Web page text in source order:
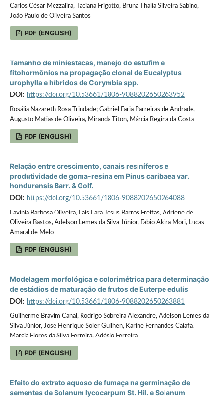
Carlos César Mezzalira, Taciana Frigotto, Bruna Thalia Silveira Sabino,
João Paulo de Oliveira Santos
PDF (ENGLISH)
Tamanho de miniestacas, manejo do estufim e
fitohormônios na propagação clonal de Eucalyptus
urophylla e híbridos de Corymbia spp.
DOI: https://doi.org/10.53661/1806-9088202650263952
Rosália Nazareth Rosa Trindade; Gabriel Faria Parreiras de Andrade,
Augusto Matias de Oliveira, Miranda Titon, Márcia Regina da Costa
PDF (ENGLISH)
Relação entre crescimento, canais resiníferos e
produtividade de goma-resina em Pinus caribaea var.
hondurensis Barr. & Golf.
DOI: https://doi.org/10.53661/1806-9088202650264088
Lavínia Barbosa Oliveira, Lais Lara Jesus Barros Freitas, Adriene de
Oliveira Bastos, Adelson Lemes da Silva Júnior, Fabio Akira Mori, Lucas
Amaral de Melo
PDF (ENGLISH)
Modelagem morfológica e colorimétrica para determinação
de estádios de maturação de frutos de Euterpe edulis
DOI: https://doi.org/10.53661/1806-9088202650263881
Guilherme Bravim Canal, Rodrigo Sobreira Alexandre, Adelson Lemes da
Silva Júnior, José Henrique Soler Guilhen, Karine Fernandes Caiafa,
Marcia Flores da Silva Ferreira, Adésio Ferreira
PDF (ENGLISH)
Efeito do extrato aquoso de fumaça na germinação de
sementes de Solanum lycocarpum St. Hil. e Solanum